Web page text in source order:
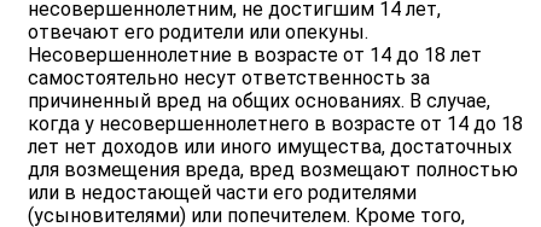
несовершеннолетним, не достигшим 14 лет,
отвечают его родители или опекуны.
Несовершеннолетние в возрасте от 14 до 18 лет
самостоятельно несут ответственность за
причиненный вред на общих основаниях. В случае,
когда у несовершеннолетнего в возрасте от 14 до 18
лет нет доходов или иного имущества, достаточных
для возмещения вреда, вред возмещают полностью
или в недостающей части его родителями
(усыновителями) или попечителем. Кроме того,